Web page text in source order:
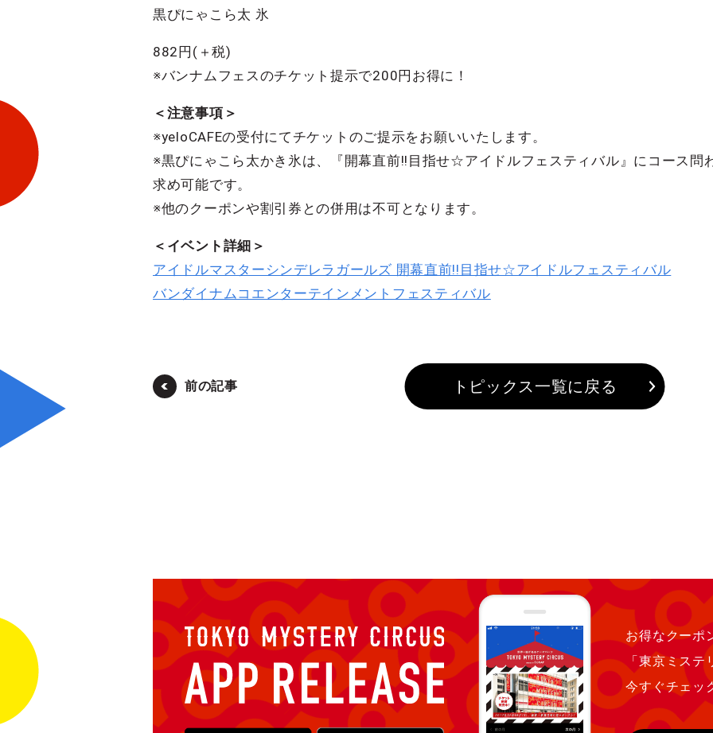
黒ぴにゃこら太 氷
882円(＋税)
※バンナムフェスのチケット提示で200円お得に！
＜注意事項＞
※yeloCAFEの受付にてチケットのご提示をお願いいたします。
※黒ぴにゃこら太かき氷は、『開幕直前!!目指せ☆アイドルフェスティバル』にコース問
求め可能です。
※他のクーポンや割引券との併用は不可となります。
＜イベント詳細＞
アイドルマスターシンデレラガールズ 開幕直前!!目指せ☆アイドルフェスティバル
バンダイナムコエンターテインメントフェスティバル
前の記事 トピックス一覧に戻る
お得なクーポ
「東京ミス
今すぐチェッ